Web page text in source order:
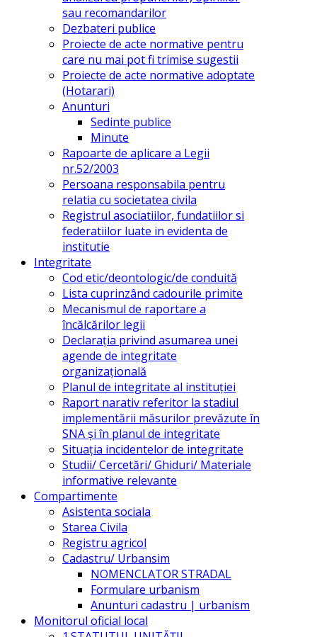
sau recomandarilor
Dezbateri publice
Proiecte de acte normative pentru
care nu mai pot fi trimise sugestii
Proiecte de acte normative adoptate
(Hotarari)
Anunturi
Sedinte publice
Minute
Rapoarte de aplicare a Legii
nr.52/2003
Persoana responsabila pentru
relatia cu societatea civila
Registrul asociatiilor, fundatiilor si
federatiilor luate in evidenta de
institutie
Integritate
Cod etic/deontologic/de conduită
Lista cuprinzând cadourile primite
Mecanismul de raportare a
încălcărilor legii
Declarația privind asumarea unei
agende de integritate
organizațională
Planul de integritate al instituției
Raport narativ referitor la stadiul
implementării măsurilor prevăzute în
SNA și în planul de integritate
Situația incidentelor de integritate
Studii/ Cercetări/ Ghiduri/ Materiale
informative relevante
Compartimente
Asistenta sociala
Starea Civila
Registru agricol
Cadastru/ Urbansim
NOMENCLATOR STRADAL
Formulare urbanism
Anunturi cadastru | urbanism
Monitorul oficial local